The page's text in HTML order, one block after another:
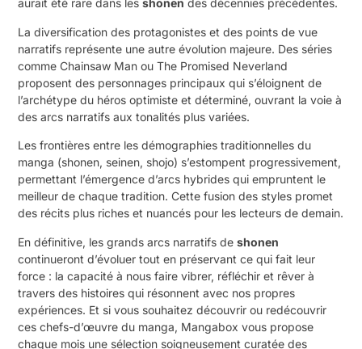
aurait été rare dans lesshonen des décennies précédentes.
La diversification des protagonistes et des points de vue
narratifs représente une autre évolution majeure. Des séries
comme Chainsaw Man ou The Promised Neverland
proposent des personnages principaux qui s’éloignent de
l’archétype du héros optimiste et déterminé, ouvrant la voie à
des arcs narratifs aux tonalités plus variées.
Les frontières entre les démographies traditionnelles du
manga (shonen, seinen, shojo) s’estompent progressivement,
permettant l’émergence d’arcs hybrides qui empruntent le
meilleur de chaque tradition. Cette fusion des styles promet
des récits plus riches et nuancés pour les lecteurs de demain.
En définitive, les grands arcs narratifs deshonen
continueront d’évoluer tout en préservant ce qui fait leur
force : la capacité à nous faire vibrer, réfléchir et rêver à
travers des histoires qui résonnent avec nos propres
expériences. Et si vous souhaitez découvrir ou redécouvrir
ces chefs-d’œuvre du manga, Mangabox vous propose
chaque mois une sélection soigneusement curatée des